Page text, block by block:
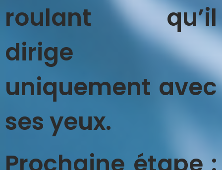
roulant qu’il
dirige
uniquement avec
ses yeux.